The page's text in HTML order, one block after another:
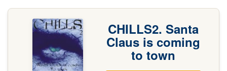
CHILLS2. Santa
Claus is coming
to town